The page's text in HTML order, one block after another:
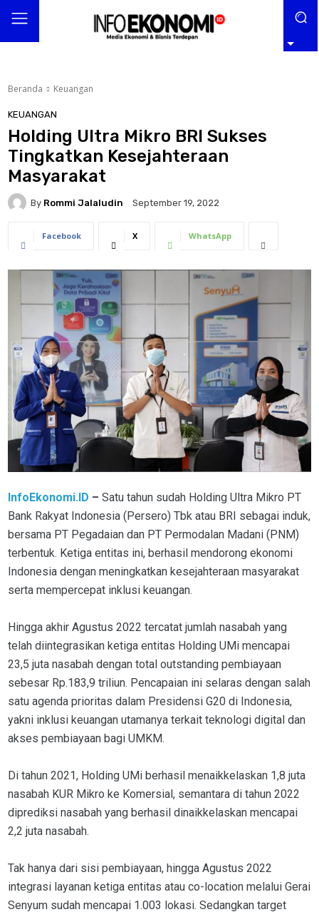
Beranda Keuangan
KEUANGAN
Holding Ultra Mikro BRI Sukses
Tingkatkan Kesejahteraan
Masyarakat
By Rommi Jalaludin September 19, 2022
Facebook X WhatsApp
InfoEkonomi.ID – Satu tahun sudah Holding Ultra Mikro PT
Bank Rakyat Indonesia (Persero) Tbk atau BRI sebagai induk,
bersama PT Pegadaian dan PT Permodalan Madani (PNM)
terbentuk. Ketiga entitas ini, berhasil mendorong ekonomi
Indonesia dengan meningkatkan kesejahteraan masyarakat
serta mempercepat inklusi keuangan.
Hingga akhir Agustus 2022 tercatat jumlah nasabah yang
telah diintegrasikan ketiga entitas Holding UMi mencapai
23,5 juta nasabah dengan total outstanding pembiayaan
sebesar Rp.183,9 triliun. Pencapaian ini selaras dengan salah
satu agenda prioritas dalam Presidensi G20 di Indonesia,
yakni inklusi keuangan utamanya terkait teknologi digital dan
akses pembiayaan bagi UMKM.
Di tahun 2021, Holding UMi berhasil menaikkelaskan 1,8 juta
nasabah KUR Mikro ke Komersial, semantara di tahun 2022
diprediksi nasabah yang berhasil dinaikkelaskan mencapai
2,2 juta nasabah.
Tak hanya dari sisi pembiayaan, hingga Agustus 2022
integrasi layanan ketiga entitas atau co-location melalui Gerai
Senyum sudah mencapai 1.003 lokasi. Sedangkan target